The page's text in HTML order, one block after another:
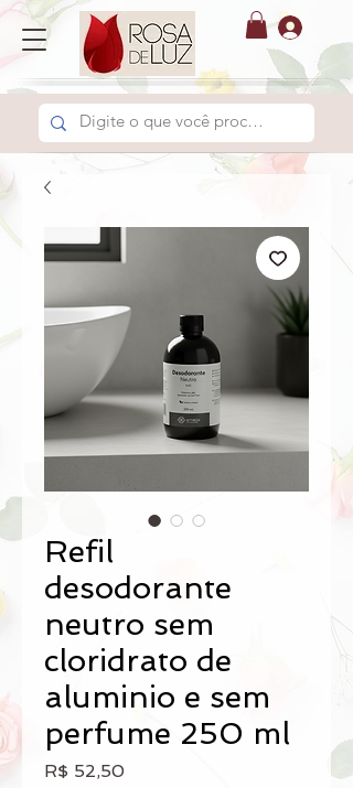
Refil
desodorante
neutro sem
cloridrato de
aluminio e sem
perfume 250 ml
R$ 52,50Preço